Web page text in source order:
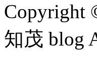
Copyright
知茂 blog